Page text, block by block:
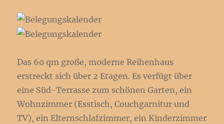
Das 60 qm große, moderne Reihenhaus
erstreckt sich über 2 Etagen. Es verfügt über
eine Süd-Terrasse zum schönen Garten, ein
Wohnzimmer (Esstisch, Couchgarnitur und
TV), ein Elternschlafzimmer, ein Kinderzimmer